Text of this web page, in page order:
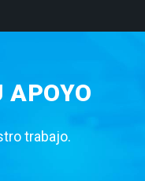
APOYO
trabajo.